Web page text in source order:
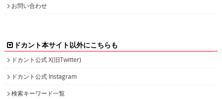
お問い合わせ
ドカント本サイト以外にこちらも
ドカント公式 X(旧Twitter)
ドカント公式 Instagram
検索キーワード一覧